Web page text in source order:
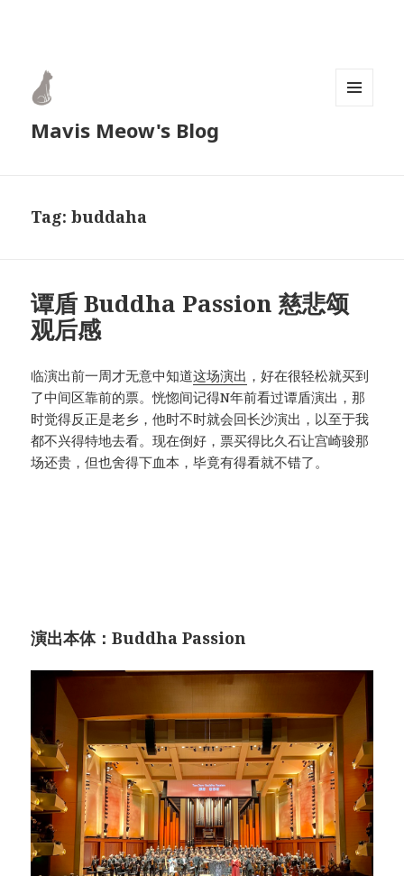
Mavis Meow's Blog
Tag:buddaha
谭盾 Buddha Passion 慈悲颂
观后感
临演出前一周才无意中知道这场演出 ，好在很轻松就买到
了中间区靠前的票。恍惚间记得N年前看过谭盾演出，那
时觉得反正是老乡，他时不时就会回长沙演出，以至于我
都不兴得特地去看。现在倒好，票买得比久石让宫崎骏那
场还贵，但也舍得下血本，毕竟有得看就不错了。
演出本体：Buddha Passion